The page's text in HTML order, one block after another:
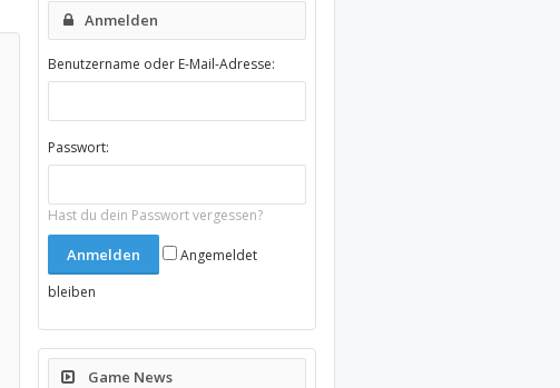
Anmelden
Benutzername oder E-Mail-Adresse:
Passwort:
Hast du dein Passwort vergessen?
Angemeldet
bleiben
Game News